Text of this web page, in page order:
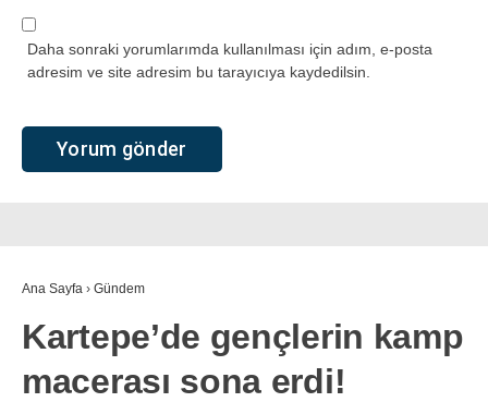
Daha sonraki yorumlarımda kullanılması için adım, e-posta
adresim ve site adresim bu tarayıcıya kaydedilsin.
Ana Sayfa › Gündem
Kartepe’de gençlerin kamp
macerası sona erdi!